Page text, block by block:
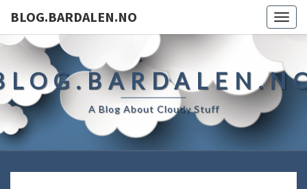
BLOG.BARDALEN.NO
A Blog About Cloudy Stuff